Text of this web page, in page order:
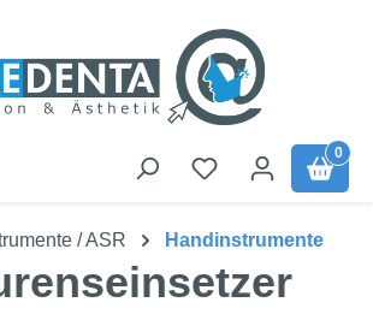
0
/ ASR Handinstrumente